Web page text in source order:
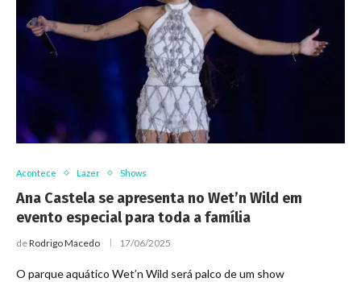
Acontece Lazer Shows
Ana Castela se apresenta no Wet’n Wild em
evento especial para toda a família
deRodrigo Macedo 17/06/2025
O parque aquático Wet’n Wild será palco de um show